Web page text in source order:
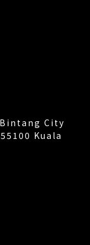
City
Kuala